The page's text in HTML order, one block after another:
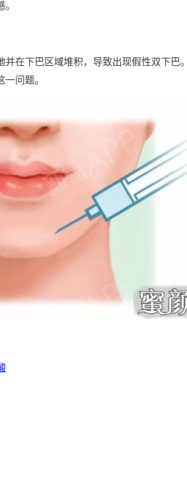
并在下巴区域堆积，导致出现假性双下巴
问题。